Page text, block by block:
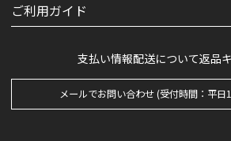
ご利用ガイド
支払い情報配送について返品
メールでお問い合わせ (受付時間：平日